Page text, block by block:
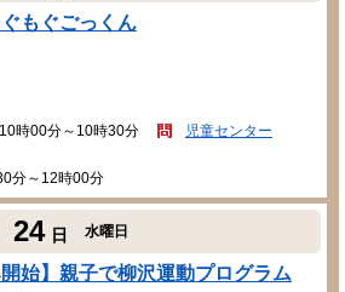
もぐごっくん
時00分～10時30分
12時00分
児童センター
24 日 水曜日
開始】親子で柳沢運動プログラム